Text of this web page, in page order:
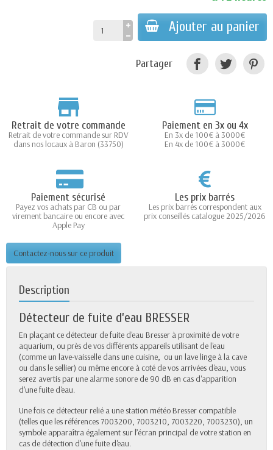
Ajouter au panier
Partager
Retrait de votre commande
Retrait de votre commande sur RDV
dans nos locaux à Baron (33750)
Paiement en 3x ou 4x
En 3x de 100€ à 3000€
En 4x de 100€ à 3000€
Paiement sécurisé
Payez vos achats par CB ou par
virement bancaire ou encore avec
Apple Pay
Les prix barrés
Les prix barrés correspondent aux
prix conseillés catalogue 2025/2026
Contactez-nous sur ce produit
Description
Détecteur de fuite d’eau BRESSER
En plaçant ce détecteur de fuite d'eau Bresser à proximité de votre
aquarium, ou près de vos différents appareils utilisant de l'eau
(comme un lave-vaisselle dans une cuisine, ou un lave linge à la cave
ou dans le sellier) ou même encore à coté de vos arrivées d'eau, vous
serez avertis par une alarme sonore de 90 dB en cas d'apparition
d'une fuite d'eau.
Une fois ce détecteur relié a une station météo Bresser compatible
(telles que les références 7003200, 7003210, 7003220, 7003230), un
symbole apparaîtra également sur l’écran principal de votre station en
cas de détection d'une fuite d'eau.